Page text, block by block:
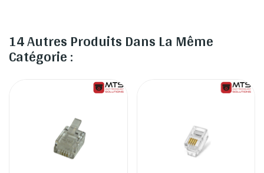
14 Autres Produits Dans La Même
Catégorie :